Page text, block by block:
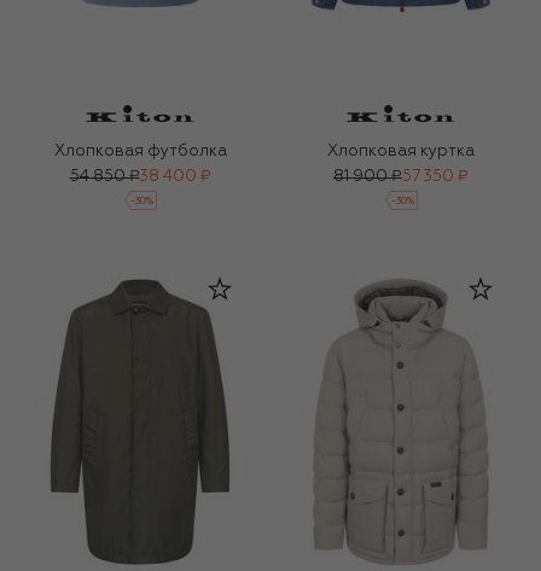
Хлопковая футболка
54 850 ₽38 400 ₽
-30%
Хлопковая куртка
81 900 ₽57 350 ₽
-30%